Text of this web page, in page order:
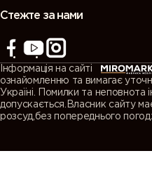
Стежте за нами
Інформація на сайті
ознайомленню та вимагає
Україні. Помилки та неповнота
допускається.Власник сайту
розсуд,без попереднього